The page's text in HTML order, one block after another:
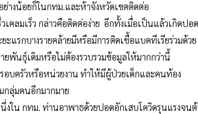
างน้อยก็ในกทม.และห้าจังหวัดเขตติดต่อ
วเคลมเร็ว กล่าวคือติดต่อง่าย อีกทั้งเมื่อเป็นแล้วเกิดปอด
ะแรกบางรายคล้ายมีหรือมีการติดเชื้อแบคทีเรียร่วมด้วย
พันธุ์เดิมหรือไม่ต้องรวบรวมข้อมูลให้มากกว่านี้
อบครัวหรือหน่วยงาน ทำให้มีผู้ป่วยเด็กและคนท้อง
กลุ่มคนอีกมากมาย
ใน กทม. ท่านอาพาธด้วยปอดอักเสบโควิดรุนแรงจนต้